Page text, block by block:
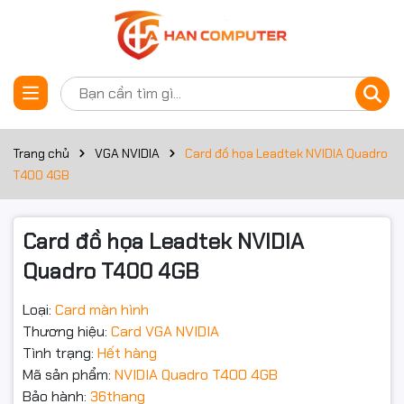
Trang chủ VGA NVIDIA
Card đồ họa Leadtek NVIDIA Quadro
T400 4GB
Card đồ họa Leadtek NVIDIA
Quadro T400 4GB
Loại: Card màn hình
Thương hiệu: Card VGA NVIDIA
Tình trạng: Hết hàng
Mã sản phẩm: NVIDIA Quadro T400 4GB
Bảo hành: 36thang
Thông số kỹ thuật
Phụ kiện kèm theo Tài liệu hướng dẫn, đĩa CD cài đặt...
Kết nối
Chip đồ họa Quadro T400
Bộ nhớ trong
Kiểu bộ nhớ
Giao diện bộ nhớ 64 bit
Đặt trước sản phẩm